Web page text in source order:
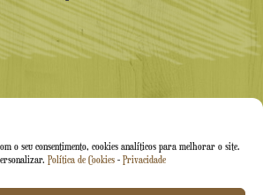
o seu consentimento, cookies analíticos para melhorar o site.
Política de Cookies - Privacidade
5de
5